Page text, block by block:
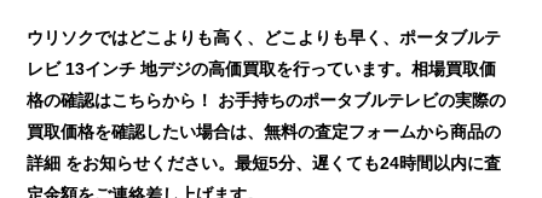
ウリソクではどこよりも高く、どこよりも早く、ポータブルテ
レビ 13インチ 地デジの高価買取を行っています。相場買取価
格の確認はこちらから！ お手持ちのポータブルテレビの実際の
買取価格を確認したい場合は、無料の査定フォームから商品の
詳細 をお知らせください。最短5分、遅くても24時間以内に査